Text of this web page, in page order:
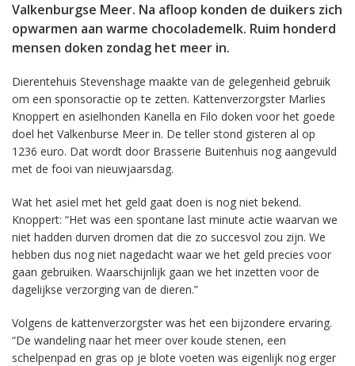
Valkenburgse Meer. Na afloop konden de duikers zich
opwarmen aan warme chocolademelk. Ruim honderd
mensen doken zondag het meer in.
Dierentehuis Stevenshage maakte van de gelegenheid gebruik
om een sponsoractie op te zetten. Kattenverzorgster Marlies
Knoppert en asielhonden Kanella en Filo doken voor het goede
doel het Valkenburse Meer in. De teller stond gisteren al op
1236 euro. Dat wordt door Brasserie Buitenhuis nog aangevuld
met de fooi van nieuwjaarsdag.
Wat het asiel met het geld gaat doen is nog niet bekend.
Knoppert: “Het was een spontane last minute actie waarvan we
niet hadden durven dromen dat die zo succesvol zou zijn. We
hebben dus nog niet nagedacht waar we het geld precies voor
gaan gebruiken. Waarschijnlijk gaan we het inzetten voor de
dagelijkse verzorging van de dieren.”
Volgens de kattenverzorgster was het een bijzondere ervaring.
“De wandeling naar het meer over koude stenen, een
schelpenpad en gras op je blote voeten was eigenlijk nog erger